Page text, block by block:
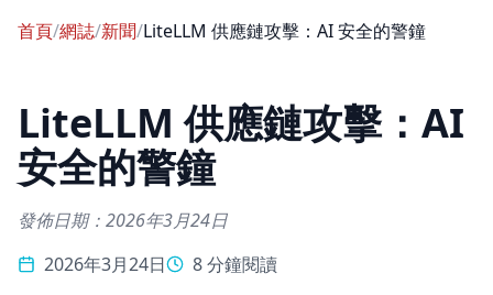
首頁/網誌/新聞/LiteLLM 供應鏈攻擊：AI 安全的警鐘
LiteLLM 供應鏈攻擊：AI
安全的警鐘
發佈日期：2026年3月24日
2026年3月24日
8 分鐘閱讀